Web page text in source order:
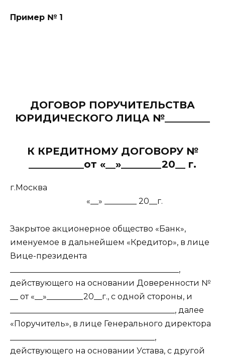
Пример № 1
ДОГОВОР ПОРУЧИТЕЛЬСТВА
ЮРИДИЧЕСКОГО ЛИЦА №_________
К КРЕДИТНОМУ ДОГОВОРУ №
___________от «__»________20__ г.
г.Москва
«__» ________ 20__г.
Закрытое акционерное общество «Банк»,
именуемое в дальнейшем «Кредитор», в лице
Вице-президента
__________________________________________,
действующего на основании Доверенности №
__ от «__»_________20__г., с одной стороны, и
_________________________________________, далее
«Поручитель», в лице Генерального директора
____________________________________,
действующего на основании Устава, с другой